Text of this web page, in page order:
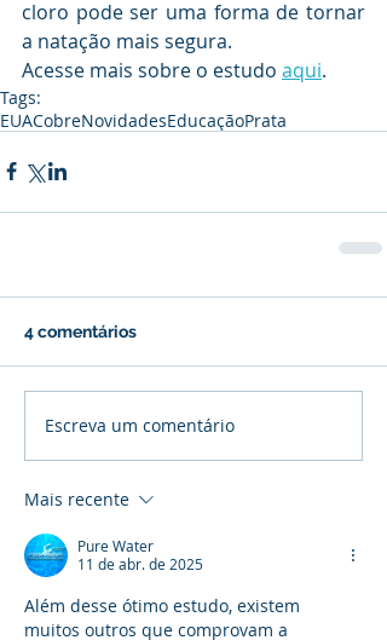
cloro pode ser uma forma de tornar
a natação mais segura.
Acesse mais sobre o estudo aqui.
Tags:
EUACobreNovidadesEducaçãoPrata
4 comentários
Escreva um comentário
Mais recente
Pure Water
11 de abr. de 2025
Além desse ótimo estudo, existem
muitos outros que comprovam a